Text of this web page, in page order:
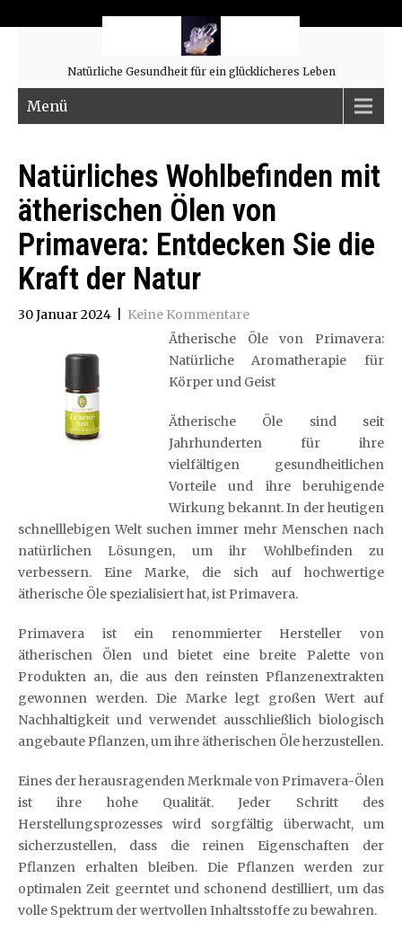
Natürliche Gesundheit für ein glücklicheres Leben
Menü
Natürliches Wohlbefinden mit
ätherischen Ölen von
Primavera: Entdecken Sie die
Kraft der Natur
30 Januar 2024
Keine Kommentare
Ätherische Öle von Primavera:
Natürliche Aromatherapie für
Körper und Geist
Ätherische Öle sind seit
Jahrhunderten für ihre
vielfältigen gesundheitlichen
Vorteile und ihre beruhigende
Wirkung bekannt. In der heutigen
schnelllebigen Welt suchen immer mehr Menschen nach
natürlichen Lösungen, um ihr Wohlbefinden zu
verbessern. Eine Marke, die sich auf hochwertige
ätherische Öle spezialisiert hat, ist Primavera.
Primavera ist ein renommierter Hersteller von
ätherischen Ölen und bietet eine breite Palette von
Produkten an, die aus den reinsten Pflanzenextrakten
gewonnen werden. Die Marke legt großen Wert auf
Nachhaltigkeit und verwendet ausschließlich biologisch
angebaute Pflanzen, um ihre ätherischen Öle herzustellen.
Eines der herausragenden Merkmale von Primavera-Ölen
ist ihre hohe Qualität. Jeder Schritt des
Herstellungsprozesses wird sorgfältig überwacht, um
sicherzustellen, dass die reinen Eigenschaften der
Pflanzen erhalten bleiben. Die Pflanzen werden zur
optimalen Zeit geerntet und schonend destilliert, um das
volle Spektrum der wertvollen Inhaltsstoffe zu bewahren.